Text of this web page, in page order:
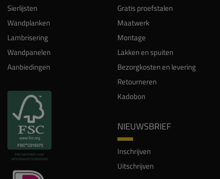
Sierlijsten
Wandplanken
Lambrisering
Wandpanelen
Aanbiedingen
Gratis proefstalen
Maatwerk
Montage
Lakken en spuiten
Bezorgkosten en levering
Retourneren
Kadobon
NIEUWSBRIEF
Inschrijven
Uitschrijven